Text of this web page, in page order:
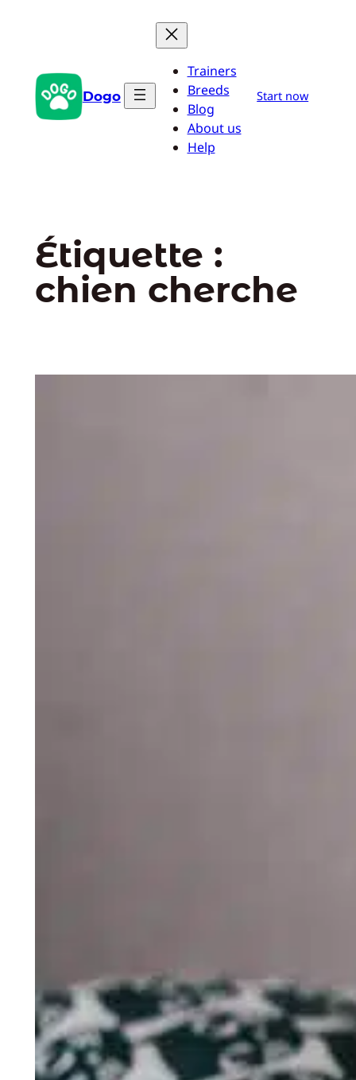
Dogo
Trainers
Breeds
Blog
About us
Help
Start now
Étiquette :
chien cherche